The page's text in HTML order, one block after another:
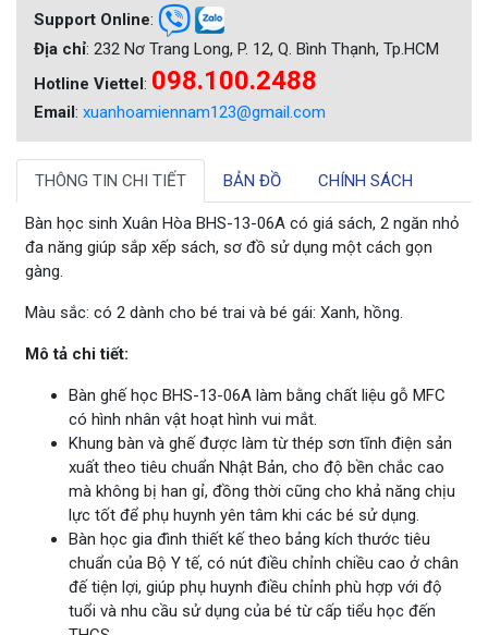
Support Online:
Địa chỉ: 232 Nơ Trang Long, P. 12, Q. Bình Thạnh, Tp.HCM
Hotline Viettel: 098.100.2488
Email: xuanhoamiennam123@gmail.com
THÔNG TIN CHI TIẾT BẢN ĐỒ CHÍNH SÁCH
Bàn học sinh Xuân Hòa BHS-13-06A có giá sách, 2 ngăn nhỏ
đa năng giúp sắp xếp sách, sơ đồ sử dụng một cách gọn
gàng.
Màu sắc: có 2 dành cho bé trai và bé gái: Xanh, hồng.
Mô tả chi tiết:
Bàn ghế học BHS-13-06A làm bằng chất liệu gỗ MFC
có hình nhân vật hoạt hình vui mắt.
Khung bàn và ghế được làm từ thép sơn tĩnh điện sản
xuất theo tiêu chuẩn Nhật Bản, cho độ bền chắc cao
mà không bị han gỉ, đồng thời cũng cho khả năng chịu
lực tốt để phụ huynh yên tâm khi các bé sử dụng.
Bàn học gia đình thiết kế theo bảng kích thước tiêu
chuẩn của Bộ Y tế, có nút điều chỉnh chiều cao ở chân
đế tiện lợi, giúp phụ huynh điều chỉnh phù hợp với độ
tuổi và nhu cầu sử dụng của bé từ cấp tiểu học đến